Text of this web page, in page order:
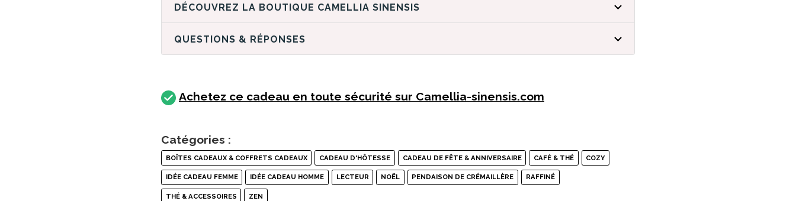
DÉCOUVREZ LA BOUTIQUE CAMELLIA SINENSIS
QUESTIONS & RÉPONSES
Achetez ce cadeau en toute sécurité sur Camellia-sinensis.com
Catégories :
BOÎTES CADEAUX & COFFRETS CADEAUX CADEAU D'HÔTESSE CADEAU DE FÊTE & ANNIVERSAIRE CAFÉ & THÉ COZY
IDÉE CADEAU FEMME IDÉE CADEAU HOMME LECTEUR NOËL PENDAISON DE CRÉMAILLÈRE RAFFINÉ
THÉ & ACCESSOIRES ZEN